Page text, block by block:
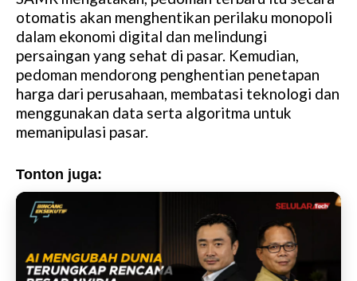
otomatis akan menghentikan perilaku monopoli
dalam ekonomi digital dan melindungi
persaingan yang sehat di pasar. Kemudian,
pedoman mendorong penghentian penetapan
harga dari perusahaan, membatasi teknologi dan
menggunakan data serta algoritma untuk
memanipulasi pasar.
Tonton juga: